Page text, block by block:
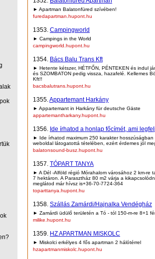
► Apartman Balatonfüred szívében!
furedapartman.hupont.hu
1353. Campingworld
► Campings in the World
campingworld.hupont.hu
1354. Bács Balu Trans Kft
► Hetente kétszer, HÉTFŐN, PÉNTEKEN és indul
és SZOMBATON pedig vissza, hazafelé. Kellemes
Kft!!
bacsbalutrans.hupont.hu
1355.Appartemant Harkány
► Appartemant in Harkány für deutsche Gäste
appartemantharkany.hupont.hu
1356. Ide írhatod a honlap főcímét, ami
► Ide írhatod maximum 250 karakter
weboldal látogatottá tételében, ezért érdemes jól
balatonsound-busz.hupont.hu
1357. TÓPART TANYA
► A Dél -Alföld régió Mórahalom városához 2 km-
7 hektáron. A Parasztház 80 m2 várja a
meglátod már hívsz is+36-70-7724-364
toparttanya.hupont.hu
1358. Szállás Zamárdi/Hajnalka Vendégház
► Zamárdi üdülő területén a Tó - tól 150-m-re 8+1
milike.hupont.hu
1359. HZ APARTMAN MISKOLC
► Miskolci erkélyes 4 fős apartman 2 hálótérrel
hzapartmanmiskolc.hupont.hu